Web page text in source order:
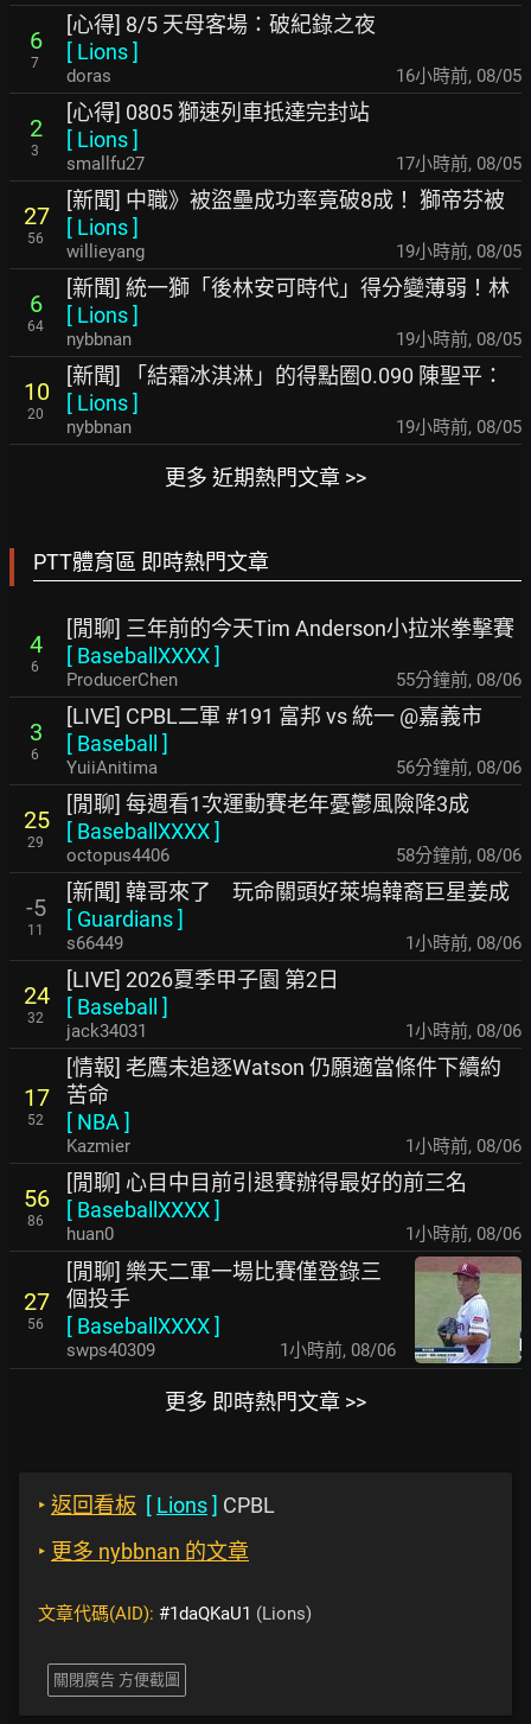
6
7
[心得] 8/5 天母客場：破紀錄之夜
[ Lions]
doras 16小時前, 08/05
2
3
[心得] 0805 獅速列車抵達完封站
[ Lions]
smallfu27 17小時前, 08/05
27
56
[新聞] 中職》被盜壘成功率竟破8成！ 獅帝芬被
[ Lions]
willieyang 19小時前, 08/05
6
64
[新聞] 統一獅「後林安可時代」得分變薄弱！林
[ Lions]
nybbnan 19小時前, 08/05
10
20
[新聞] 「結霜冰淇淋」的得點圈0.090 陳聖平：
[ Lions]
nybbnan 19小時前, 08/05
更多 近期熱門文章 >>
PTT體育區 即時熱門文章
4
6
[閒聊] 三年前的今天Tim Anderson小拉米拳擊賽
[ BaseballXXXX]
ProducerChen 56分鐘前, 08/06
3
6
[LIVE] CPBL二軍 #191 富邦 vs 統一 @嘉義市
[ Baseball ]
YuiiAnitima 56分鐘前, 08/06
25
29
[閒聊] 每週看1次運動賽老年憂鬱風險降3成
[ BaseballXXXX]
octopus4406 58分鐘前, 08/06
-5
11
[新聞] 韓哥來了 玩命關頭好萊塢韓裔巨星姜成
[ Guardians]
s66449 1小時前, 08/06
24
32
[LIVE] 2026夏季甲子園 第2日
[ Baseball ]
jack34031 1小時前, 08/06
17
52
[情報] 老鷹未追逐Watson 仍願適當條件下續約
苦命
[ NBA ]
Kazmier 1小時前, 08/06
56
86
[閒聊] 心目中目前引退賽辦得最好的前三名
[ BaseballXXXX]
huan0 1小時前, 08/06
27
56
[閒聊] 樂天二軍一場比賽僅登錄三
個投手
[ BaseballXXXX]
swps40309 1小時前, 08/06
更多 即時熱門文章 >>
‣ 返回看板 [ Lions] CPBL
‣ 更多 nybbnan 的文章
文章代碼(AID): #1daQKaU1 (Lions)
關閉廣告 方便截圖